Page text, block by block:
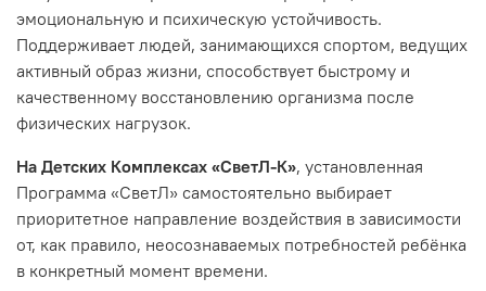
эмоциональную и психическую устойчивость.
Поддерживает людей, занимающихся спортом, ведущих
активный образ жизни, способствует быстрому и
качественному восстановлению организма после
физических нагрузок.
На Детских Комплексах «СветЛ-К», установленная
Программа «СветЛ» самостоятельно выбирает
приоритетное направление воздействия в зависимости
от, как правило, неосознаваемых потребностей ребёнка
в конкретный момент времени.